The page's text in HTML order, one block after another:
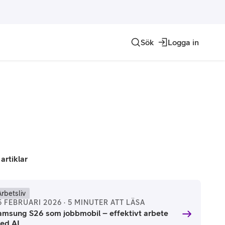
Sök Logga in
artiklar
FEBRUARI 2026 · 5 MINUTER ATT LÄSA
S26 som jobbmobil – effektivt arbete
AI